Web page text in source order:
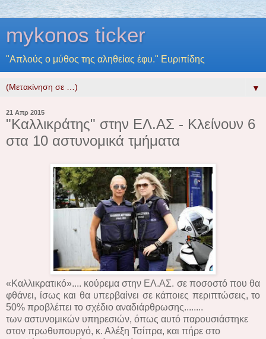
mykonos ticker
"Απλούς ο μύθος της αληθείας έφυ." Ευριπίδης
▼
21 Απρ 2015
"Καλλικράτης" στην ΕΛ.ΑΣ - Κλείνουν 6
στα 10 αστυνομικά τμήματα
«Καλλικρατικό».... κούρεμα στην ΕΛ.ΑΣ. σε ποσοστό που θα
φθάνει, ίσως και θα υπερβαίνει σε κάποιες περιπτώσεις, το
50% προβλέπει το σχέδιο αναδιάρθρωσης........
των αστυνομικών υπηρεσιών, όπως αυτό παρουσιάστηκε
στον πρωθυπουργό, κ. Αλέξη Τσίπρα, και πήρε στο